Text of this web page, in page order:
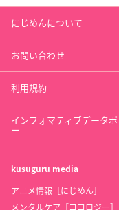
にじめんについて
お問い合わせ
利用規約
インフォマティブデータ
ー
kusuguru media
アニメ情報［にじめん］
メンタルケア［ココロジー］